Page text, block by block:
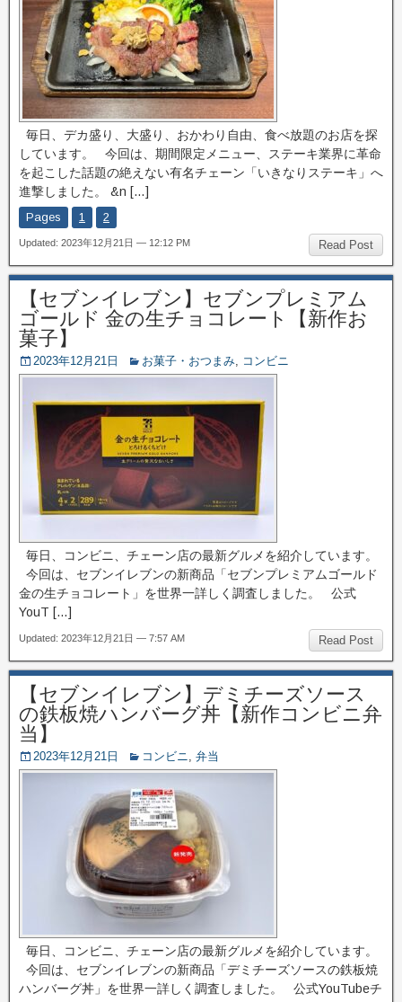
毎日、デカ盛り、大盛り、おかわり自由、食べ放題のお店を探
しています。 今回は、期間限定メニュー、ステーキ業界に革命
を起こした話題の絶えない有名チェーン「いきなりステーキ」へ
進撃しました。 &n […]
Pages 1 2
Read Post
Updated: 2023年12月21日 — 12:12 PM
【セブンイレブン】セブンプレミアム
ゴールド 金の生チョコレート【新作お
菓子】
2023年12月21日 お菓子・おつまみ, コンビニ
毎日、コンビニ、チェーン店の最新グルメを紹介しています。
今回は、セブンイレブンの新商品「セブンプレミアムゴールド
金の生チョコレート」を世界一詳しく調査しました。 公式
YouT […]
Read Post
Updated: 2023年12月21日 — 7:57 AM
【セブンイレブン】デミチーズソース
の鉄板焼ハンバーグ丼【新作コンビニ弁
当】
2023年12月21日 コンビニ, 弁当
毎日、コンビニ、チェーン店の最新グルメを紹介しています。
今回は、セブンイレブンの新商品「デミチーズソースの鉄板焼
ハンバーグ丼」を世界一詳しく調査しました。 公式YouTubeチ